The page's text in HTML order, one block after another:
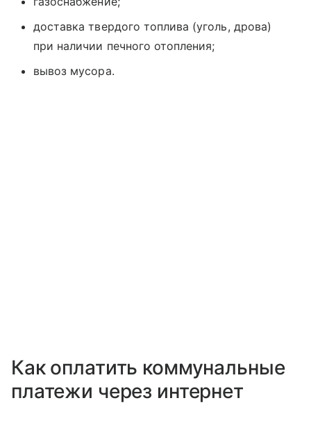
доставка твердого топлива (уголь, дрова)
при наличии печного отопления;
вывоз мусора.
Как оплатить коммунальные
платежи через интернет